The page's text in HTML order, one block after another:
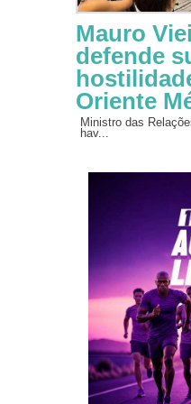
Mauro
defende
Oriente
Ministro das
hav...